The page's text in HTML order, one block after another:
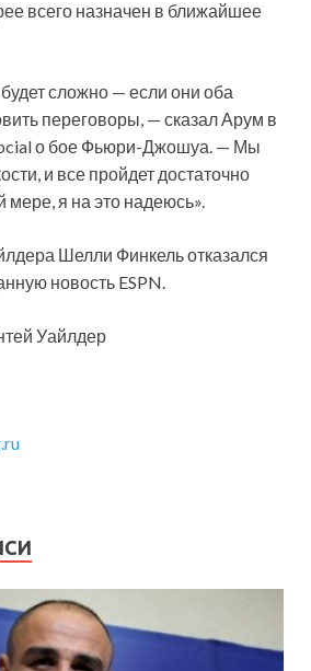
всего назначен в ближайшее
сложно — если они оба
переговоры, — сказал Арум в
о бое Фьюри-Джошуа. — Мы
и все пройдет достаточно
мере, я на это надеюсь».
Шелли Финкель отказался
новость ESPN.
Уайлдер